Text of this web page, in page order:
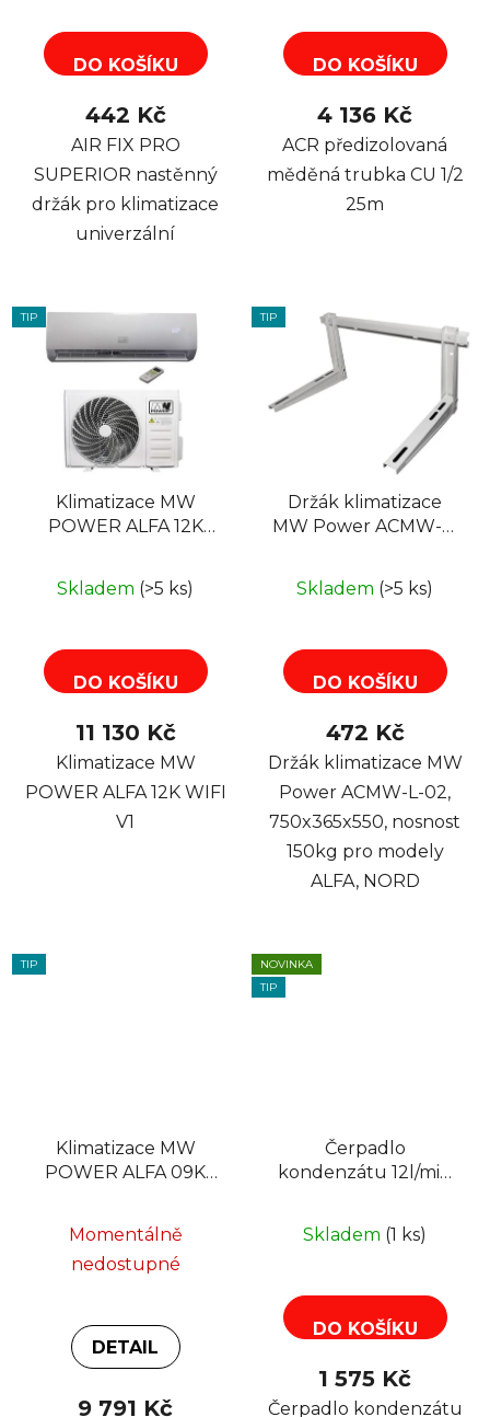
DO KOŠÍKU
442 Kč
AIR FIX PRO
SUPERIOR nastěnný
držák pro klimatizace
univerzální
DO KOŠÍKU
4 136 Kč
ACR předizolovaná
měděná trubka CU 1/2
25m
TIP
Klimatizace MW
POWER ALFA 12K
Skladem (>5 ks)
DO KOŠÍKU
11 130 Kč
Klimatizace MW
POWER ALFA 12K WIFI
V1
TIP
Držák klimatizace
MW Power ACMW-L-
modely ALFA, NORD
Skladem (>5 ks)
DO KOŠÍKU
472 Kč
Držák klimatizace MW
Power ACMW-L-02,
750x365x550, nosnost
150kg pro modely
ALFA, NORD
TIP
Klimatizace MW
POWER ALFA 09K
Momentálně
nedostupné
DETAIL
9 791 Kč
NOVINKA
TIP
Čerpadlo
kondenzátu 12l/min
Skladem (1 ks)
DO KOŠÍKU
1 575 Kč
Čerpadlo kondenzátu